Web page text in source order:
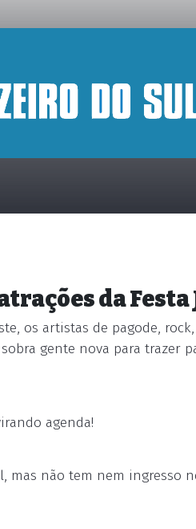
da Festa
os artistas de pagode,
gente nova para trazer
agenda!
mas não tem nem ingresso